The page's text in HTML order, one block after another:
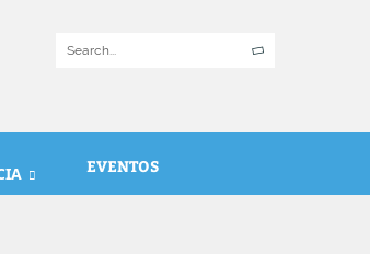
EVENTOS